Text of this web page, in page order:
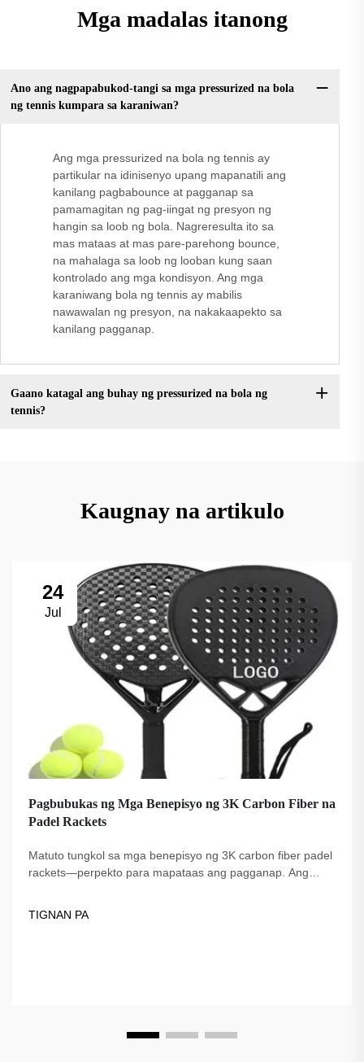
Mga madalas itanong
Ano ang nagpapabukod-tangi sa mga pressurized na bola
ng tennis kumpara sa karaniwan?
Ang mga pressurized na bola ng tennis ay
partikular na idinisenyo upang mapanatili ang
kanilang pagbabounce at pagganap sa
pamamagitan ng pag-iingat ng presyon ng
hangin sa loob ng bola. Nagreresulta ito sa
mas mataas at mas pare-parehong bounce,
na mahalaga sa loob ng looban kung saan
kontrolado ang mga kondisyon. Ang mga
karaniwang bola ng tennis ay mabilis
nawawalan ng presyon, na nakakaapekto sa
kanilang pagganap.
Gaano katagal ang buhay ng pressurized na bola ng
tennis?
Kaugnay na artikulo
24
Jul
Pagbubukas ng Mga Benepisyo ng 3K Carbon Fiber na
Padel Rackets
Matuto tungkol sa mga benepisyo ng 3K carbon fiber padel
rackets—perpekto para mapataas ang pagganap. Ang
TIGNAN PA